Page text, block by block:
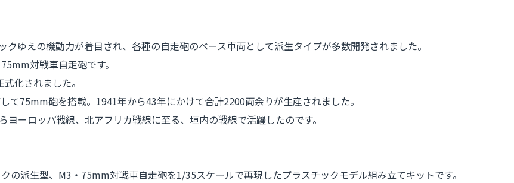
ゆえの機動力が着目され、各種の自走砲のベース車両として派生タイプが多数開発されました。
対戦車自走砲です。
化されました。
75mm砲を搭載。1941年から43年にかけて合計2200両余りが生産されました。
ーロッパ戦線、北アフリカ戦線に至る、垣内の戦線で活躍したのです。
の派生型、M3・75mm対戦車自走砲を1/35スケールで再現したプラスチックモデル組み立てキットです。